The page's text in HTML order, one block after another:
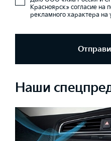
Красноярск» согласие
рекламного характера на
Наши